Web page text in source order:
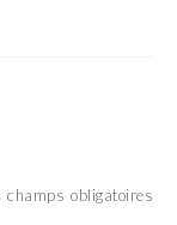
champs obligatoires